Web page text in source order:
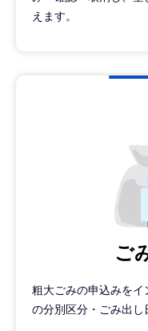
えます。
ご
粗大ごみの申込みを
の分別区分・ごみ出し